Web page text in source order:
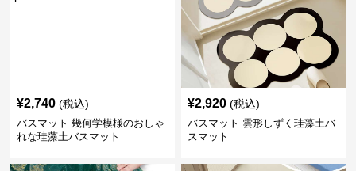
¥2,740 (税込)
バスマット 幾何学模様のおしゃ
れな珪藻土バスマット
¥2,920 (税込)
バスマット 雲形しずく珪藻土バ
スマット